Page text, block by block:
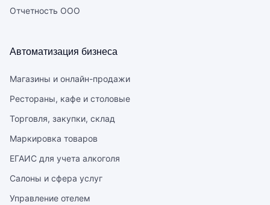
Отчетность ООО
Автоматизация бизнеса
Магазины и онлайн-продажи
Рестораны, кафе и столовые
Торговля, закупки, склад
Маркировка товаров
ЕГАИС для учета алкоголя
Салоны и сфера услуг
Управление отелем